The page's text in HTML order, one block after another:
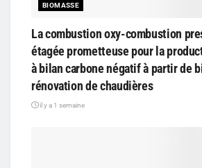
BIOMASSE
La combustion oxy-combustion
étagée prometteuse pour la
à bilan carbone négatif à partir de
rénovation de chaudières
il y a 1 semaine